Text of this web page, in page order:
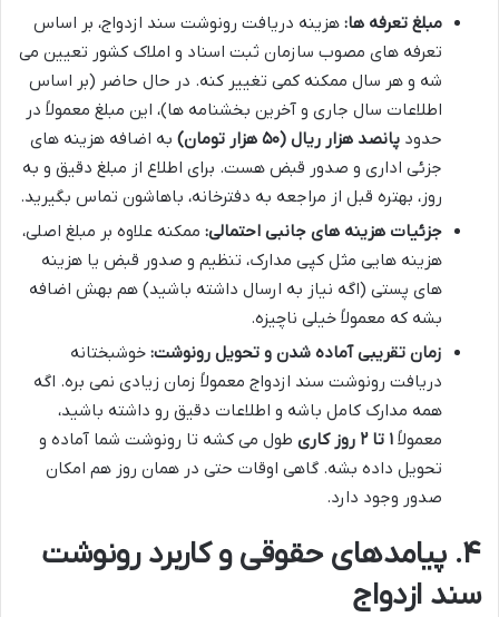
مبلغ تعرفه ها: هزینه دریافت رونوشت سند ازدواج، بر اساس
تعرفه های مصوب سازمان ثبت اسناد و املاک کشور تعیین می
شه و هر سال ممکنه کمی تغییر کنه. در حال حاضر (بر اساس
اطلاعات سال جاری و آخرین بخشنامه ها)، این مبلغ معمولاً در
حدود پانصد هزار ریال (۵۰ هزار تومان)
به اضافه هزینه های
جزئی اداری و صدور قبض هست. برای اطلاع از مبلغ دقیق و به
روز، بهتره قبل از مراجعه به دفترخانه، باهاشون تماس بگیرید.
جزئیات هزینه های جانبی احتمالی: ممکنه علاوه بر مبلغ اصلی،
هزینه هایی مثل کپی مدارک، تنظیم و صدور قبض یا هزینه
های پستی (اگه نیاز به ارسال داشته باشید) هم بهش اضافه
بشه که معمولاً خیلی ناچیزه.
زمان تقریبی آماده شدن و تحویل رونوشت: خوشبختانه
دریافت رونوشت سند ازدواج معمولاً زمان زیادی نمی بره. اگه
همه مدارک کامل باشه و اطلاعات دقیق رو داشته باشید،
معمولاً ۱ تا ۲ روز کاری
طول می کشه تا رونوشت شما آماده و
تحویل داده بشه. گاهی اوقات حتی در همان روز هم امکان
صدور وجود دارد.
۴. پیامدهای حقوقی و کاربرد رونوشت
سند ازدواج